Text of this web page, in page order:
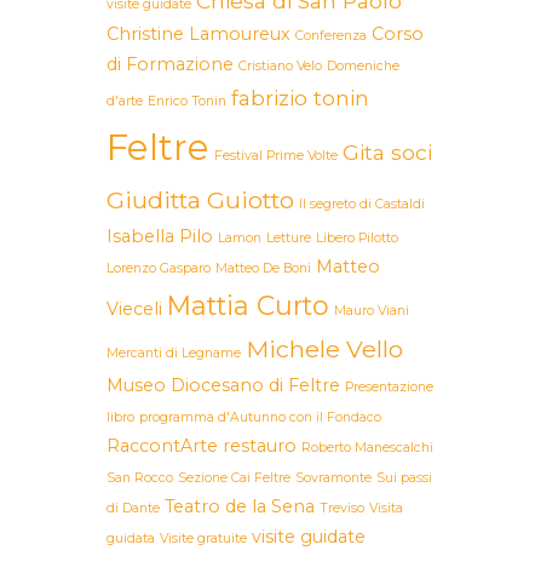
visite guidate
Christine Lamoureux Conferenza Corso
di Formazione Cristiano Velo Domeniche
d'arte Enrico Tonin fabrizio tonin
Feltre Festival Prime Volte Gita soci
Giuditta Guiotto Il segreto di Castaldi
Isabella Pilo Lamon Letture Libero Pilotto
Lorenzo Gasparo Matteo De Boni Matteo
Vieceli Mattia Curto Mauro Viani
Mercanti di Legname Michele Vello
Museo Diocesano di Feltre Presentazione
libro programma d'Autunno con il Fondaco
RaccontArte restauro Roberto Manescalchi
San Rocco Sezione Cai Feltre Sovramonte Sui passi
di Dante Teatro de la Sena Treviso Visita
guidata Visite gratuite visite guidate